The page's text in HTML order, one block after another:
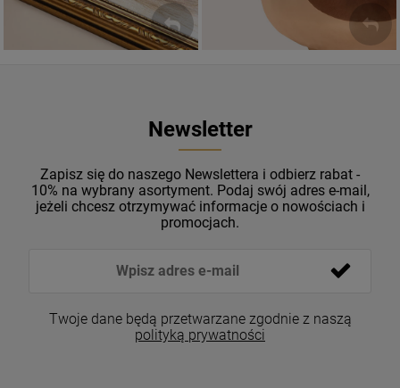
Newsletter
Zapisz się do naszego Newslettera i odbierz rabat -
10% na wybrany asortyment. Podaj swój adres e-mail,
jeżeli chcesz otrzymywać informacje o nowościach i
promocjach.
Twoje dane będą przetwarzane zgodnie z naszą
polityką prywatności